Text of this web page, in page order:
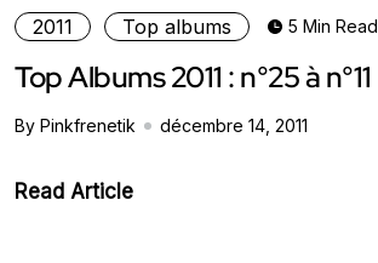
2011 Top albums 5 Min Read
Top Albums 2011 : n°25 à n°11
By Pinkfrenetik décembre 14, 2011
Read Article